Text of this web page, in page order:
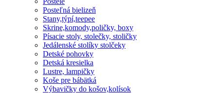
Posteľná bielizeň
Stany,týpí,teepee
Skrine,komody,poličky, boxy
Písacie stoly, stolečky, stoličky
Jedálenské stolíky stolčeky
Detské pohovky
Detská kresielka
Lustre, lampičky
Koše pre bábätká
Výbavičky do košov,kolísok